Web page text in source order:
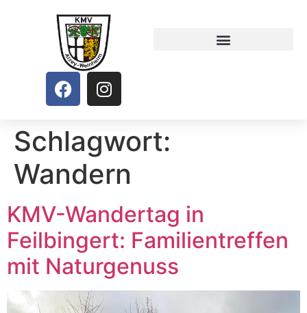
Schlagwort:
Wandern
KMV-Wandertag in
Feilbingert: Familientreffen
mit Naturgenuss